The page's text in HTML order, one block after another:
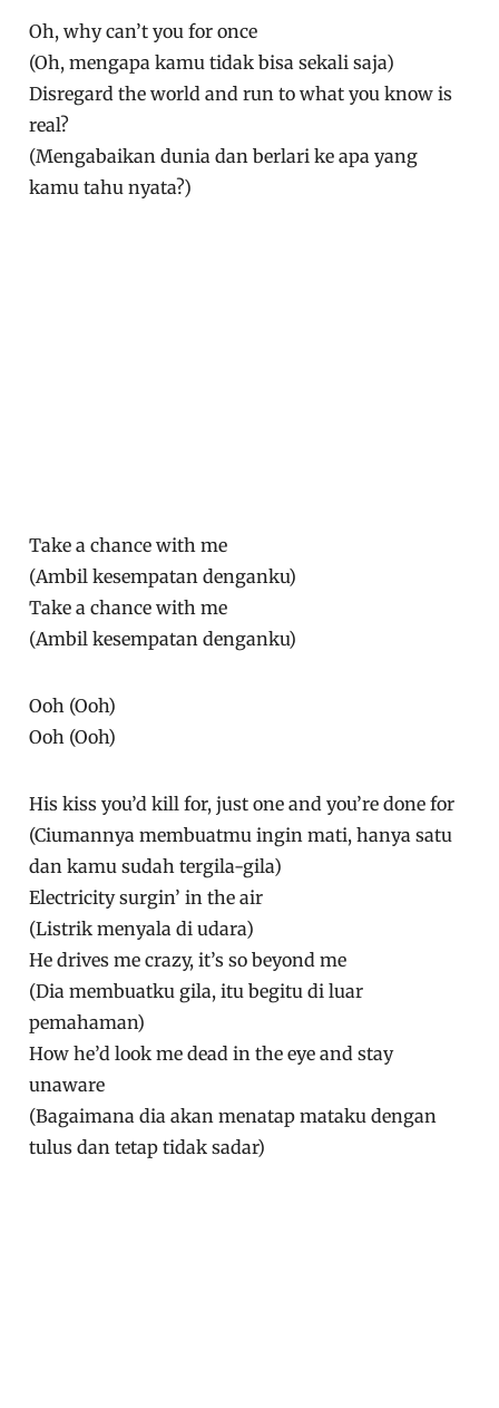
Oh, why can’t you for once
(Oh, mengapa kamu tidak bisa sekali saja)
Disregard the world and run to what you know is
real?
(Mengabaikan dunia dan berlari ke apa yang
kamu tahu nyata?)
Take a chance with me
(Ambil kesempatan denganku)
Take a chance with me
(Ambil kesempatan denganku)
Ooh (Ooh)
Ooh (Ooh)
His kiss you’d kill for, just one and you’re done for
(Ciumannya membuatmu ingin mati, hanya satu
dan kamu sudah tergila-gila)
Electricity surgin’ in the air
(Listrik menyala di udara)
He drives me crazy, it’s so beyond me
(Dia membuatku gila, itu begitu di luar
pemahaman)
How he’d look me dead in the eye and stay
unaware
(Bagaimana dia akan menatap mataku dengan
tulus dan tetap tidak sadar)